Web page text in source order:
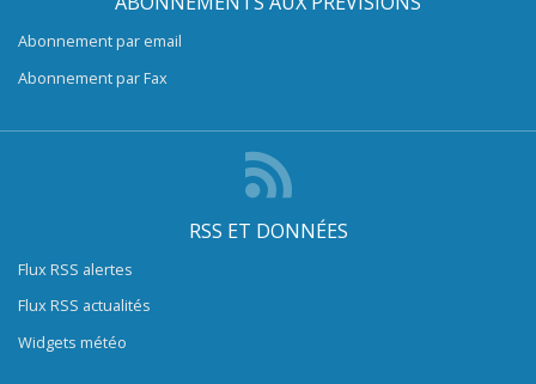
Abonnement par email
Abonnement par Fax
RSS ET DONNÉES
Flux RSS alertes
Flux RSS actualités
Widgets météo